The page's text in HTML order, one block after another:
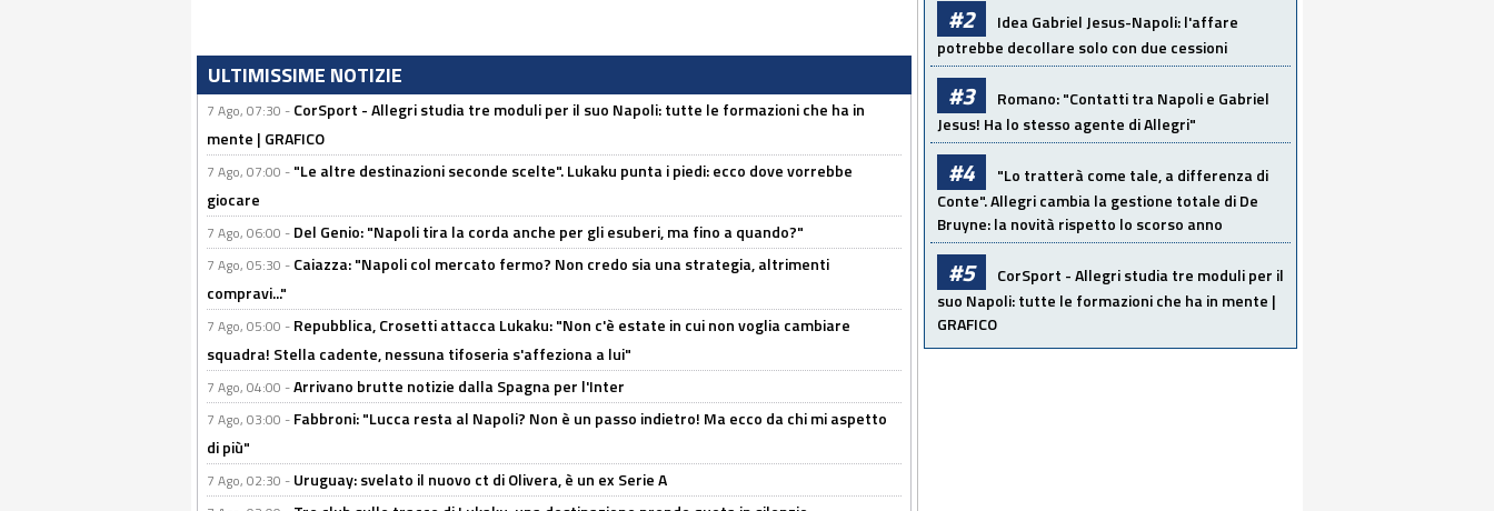
ULTIMISSIME NOTIZIE
7 Ago, 07:30 - CorSport - Allegri studia tre moduli per il suo Napoli: tutte le formazioni che ha in
mente | GRAFICO
7 Ago, 07:00 - "Le altre destinazioni seconde scelte". Lukaku punta i piedi: ecco dove vorrebbe
giocare
7 Ago, 06:00 - Del Genio: "Napoli tira la corda anche per gli esuberi, ma fino a quando?"
7 Ago, 05:30 - Caiazza: "Napoli col mercato fermo? Non credo sia una strategia, altrimenti
compravi..."
7 Ago, 05:00 - Repubblica, Crosetti attacca Lukaku: "Non c'è estate in cui non voglia cambiare
squadra! Stella cadente, nessuna tifoseria s'affeziona a lui"
7 Ago, 04:00 -Arrivano brutte notizie dalla Spagna per l'Inter
7 Ago, 03:00 - Fabbroni: "Lucca resta al Napoli? Non è un passo indietro! Ma ecco da chi mi aspetto
di più"
7 Ago, 02:30 - Uruguay: svelato il nuovo ct di Olivera, è un ex Serie A
#2
Idea Gabriel Jesus-Napoli: l'affare
potrebbe decollare solo con due cessioni
#3
Romano: "Contatti tra Napoli e Gabriel
Jesus! Ha lo stesso agente di Allegri"
#4
"Lo tratterà come tale, a differenza di
Conte". Allegri cambia la gestione totale di De
Bruyne: la novità rispetto lo scorso anno
#5
CorSport - Allegri studia tre moduli per il
suo Napoli: tutte le formazioni che ha in mente |
GRAFICO